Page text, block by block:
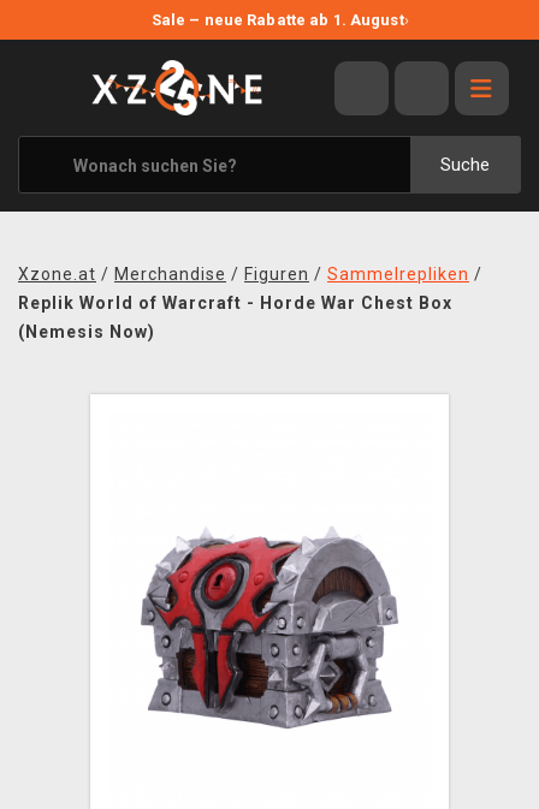
Sale – neue Rabatte ab 1. August›
Suche
ANGEBOTE
ALLE MARKEN
XZONE ORIGINALS
KLEIDUNG & ACCESSOIRES
BÜCHER & COMICS
Xzone.at / Merchandise / Figuren / Sammelrepliken /
Replik World of Warcraft - Horde War Chest Box
(Nemesis Now)